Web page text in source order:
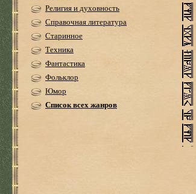
Религия и духовность
Справочная литература
Старинное
Техника
Фантастика
Фольклор
Юмор
Список всех жанров